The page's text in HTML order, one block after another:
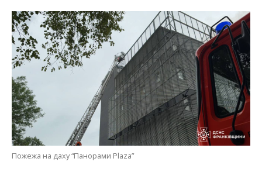
Пожежа на даху “Панорами Plaza”